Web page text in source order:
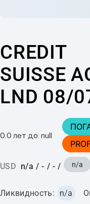
CREDIT
SUISSE
LND 08/
0.0 лет до: null
USD n/a / - / - / n/a
Ликвидность: n/a